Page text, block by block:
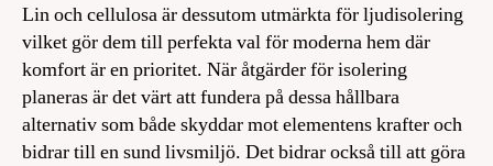
Lin och cellulosa är dessutom utmärkta för ljudisolering
vilket gör dem till perfekta val för moderna hem där
komfort är en prioritet. När åtgärder för isolering
planeras är det värt att fundera på dessa hållbara
alternativ som både skyddar mot elementens krafter och
bidrar till en sund livsmiljö. Det bidrar också till att göra